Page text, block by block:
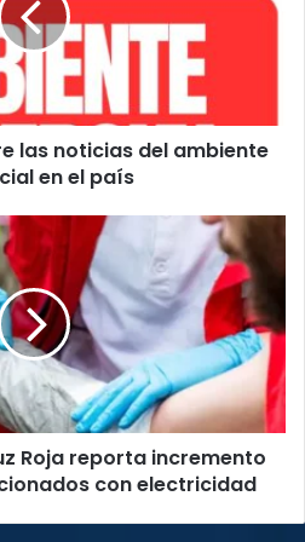
las noticias del ambiente
en el país
Roja reporta incremento
con electricidad